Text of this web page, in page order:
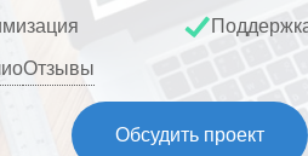
Отзывы
Обсудить проект